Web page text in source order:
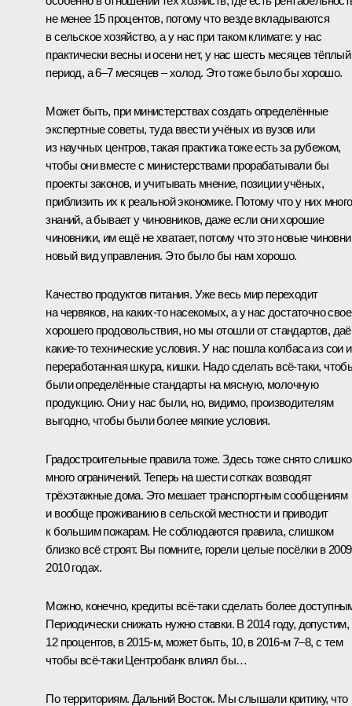
не менее 15 процентов, потому что везде вкладываются
в сельское хозяйство, а у нас при таком климате: у нас
практически весны и осени нет, у нас шесть месяцев тёплый
период, а 6–7 месяцев – холод. Это тоже было бы хорошо.
Может быть, при министерствах создать определённые
экспертные советы, туда ввести учёных из вузов или
из научных центров, такая практика тоже есть за рубежом,
чтобы они вместе с министерствами прорабатывали бы
проекты законов, и учитывать мнение, позиции учёных,
приблизить их к реальной экономике. Потому что у них много
знаний, а бывает у чиновников, даже если они хорошие
чиновники, им ещё не хватает, потому что это новые
новый вид управления. Это было бы нам хорошо.
Качество продуктов питания. Уже весь мир переходит
на червяков, на каких‑то насекомых, а у нас достаточно
хорошего продовольствия, но мы отошли от стандартов,
какие‑то технические условия. У нас пошла колбаса из сои
переработанная шкура, кишки. Надо сделать всё‑таки,
были определённые стандарты на мясную, молочную
продукцию. Они у нас были, но, видимо, производителям
выгодно, чтобы были более мягкие условия.
Градостроительные правила тоже. Здесь тоже снято
много ограничений. Теперь на шести сотках возводят
трёхэтажные дома. Это мешает транспортным сообщениям
и вообще проживанию в сельской местности и приводит
к большим пожарам. Не соблюдаются правила, слишком
близко всё строят. Вы помните, горели целые посёлки в
2010 годах.
Можно, конечно, кредиты всё‑таки сделать более
Периодически снижать нужно ставки. В 2014 году, допустим,
12 процентов, в 2015‑м, может быть, 10, в 2016‑м 7–8, с тем
чтобы всё‑таки Центробанк влиял бы…
По территориям. Дальний Восток. Мы слышали критику, что